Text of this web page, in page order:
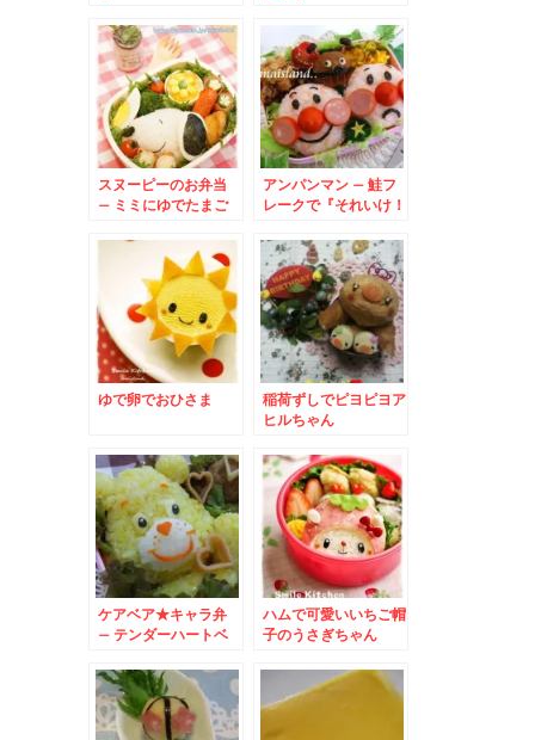
スヌーピーのお弁当
– ミミにゆでたまご
アンパンマン – 鮭フ
レークで『それいけ！
ゆで卵でおひさま
稲荷ずしでピヨピヨア
ヒルちゃん
ケアベア★キャラ弁
– テンダーハートベ
決め手★
ハムで可愛いいちご帽
子のうさぎちゃん